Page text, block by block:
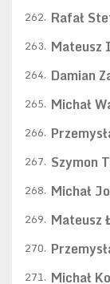
262. Rafał
263. Mateusz
264. Damian
265. Michał
266.
267. Szymon
268. Michał
269. Mateusz
270.
271. Michał